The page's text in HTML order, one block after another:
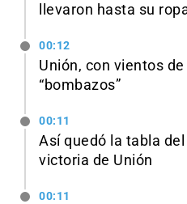
llevaron hasta su
00:12
Unión, con vientos
“bombazos”
00:11
Así quedó la tabla
victoria de Unión
00:11